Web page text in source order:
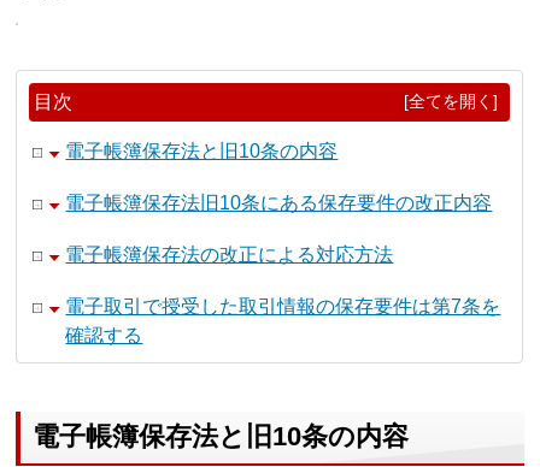
目次 [全てを開く]
電子帳簿保存法と旧10条の内容
電子帳簿保存法旧10条にある保存要件の改正内容
電子帳簿保存法の改正による対応方法
電子取引で授受した取引情報の保存要件は第7条を
確認する
電子帳簿保存法と旧10条の内容